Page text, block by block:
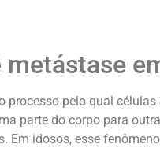
metástase
processo pelo qual células
parte do corpo para
Em idosos, esse